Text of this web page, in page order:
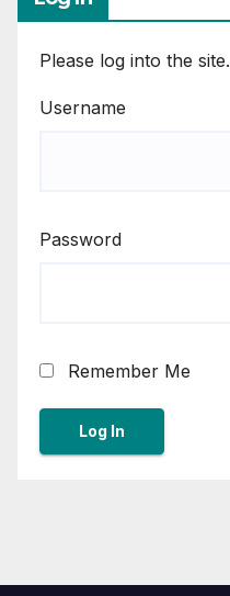
Please log into the site.
Username
Password
Remember Me